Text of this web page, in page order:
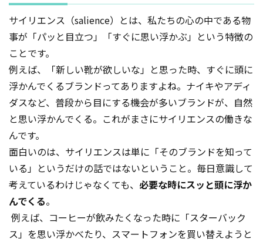
サイリエンス（salience）とは、私たちの心の中である物
事が「パッと目立つ」「すぐに思い浮かぶ」という特徴の
ことです。
例えば、「新しい靴が欲しいな」と思った時、すぐに頭に
浮かんでくるブランドってありますよね。ナイキやアディ
ダスなど、普段から目にする機会が多いブランドが、自然
と思い浮かんでくる。これがまさにサイリエンスの働きな
んです。
面白いのは、サイリエンスは単に「そのブランドを知って
いる」というだけの話ではないということ。毎日意識して
考えているわけじゃなくても、 必要な時にスッと頭に浮か
んでくる。
例えば、コーヒーが飲みたくなった時に「スターバック
ス」を思い浮かべたり、スマートフォンを買い替えようと